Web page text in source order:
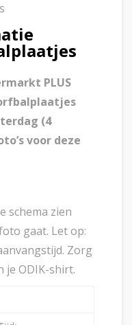
PLUS
(4
voor deze
schema zien
gaat. Let op:
Zorg
je ODIK-shirt.